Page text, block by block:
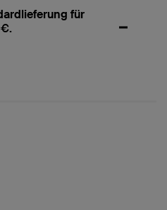
für